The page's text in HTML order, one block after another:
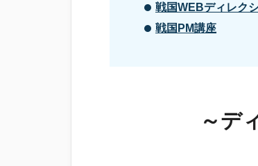
戦国WEBディレク
戦国PM講座
～デ